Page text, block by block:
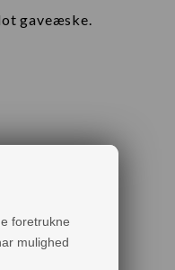
foretrukne
mulighed
gaveæske.